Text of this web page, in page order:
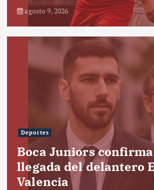
agosto 9, 2026
Deportes
Boca Juniors
llegada del delantero
Valencia